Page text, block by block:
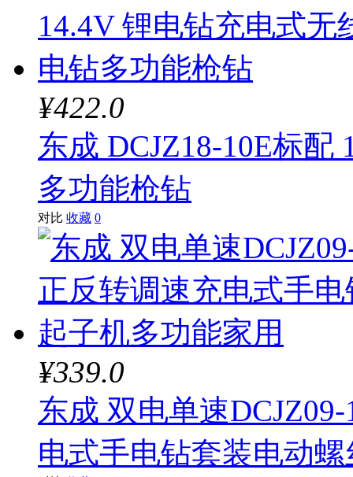
¥422.0
东成 DCJZ18-10E标
多功能枪钻
对比 收藏 0
¥339.0
东成 双电单速
电式手电钻套装电动